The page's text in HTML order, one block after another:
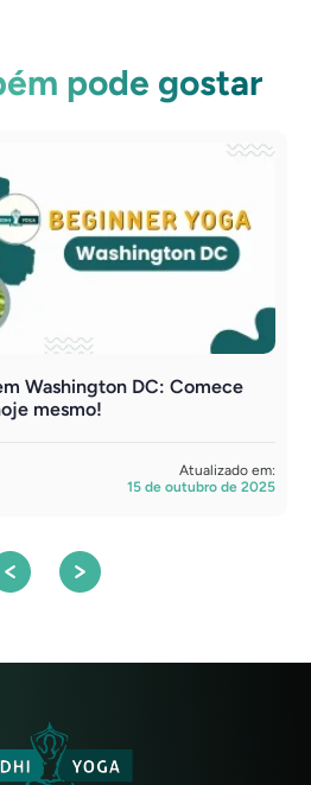
pode gostar
Washington DC: Comece
mesmo!
Atualizado em:
15 de outubro de 2025